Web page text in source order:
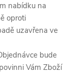
nabídku na
oproti
uzavřena ve
bude
Vám Zboží